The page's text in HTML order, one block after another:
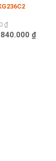
₫
₫